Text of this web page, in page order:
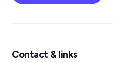
Contact & links